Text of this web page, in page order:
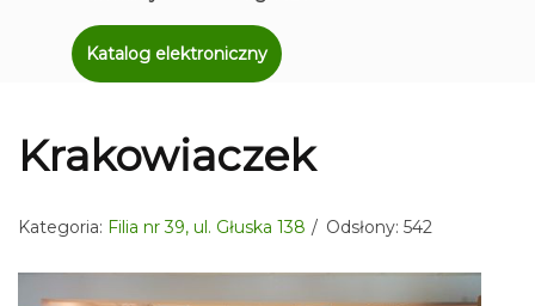
Katalog elektroniczny
Krakowiaczek
Kategoria: Filia nr 39, ul. Głuska 138 Odsłony: 542